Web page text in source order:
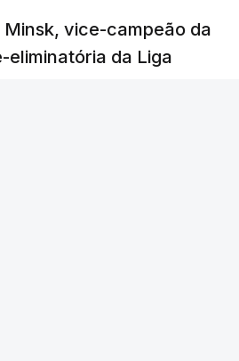
vice-campeão da
eliminatória da Liga